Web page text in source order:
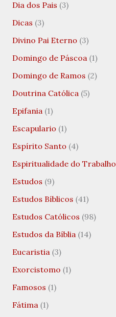
Dia dos Pais (3)
Dicas (3)
Divino Pai Eterno (3)
Domingo de Páscoa(1)
Domingo de Ramos (2)
Doutrina Católica(5)
Epifania(1)
Escapulario (1)
Espírito Santo (4)
Espiritualidade do Trabalho
Estudos (9)
Estudos Bíblicos (41)
Estudos Católicos (98)
Estudos da Bíblia(14)
Eucaristia(3)
Exorcistomo (1)
Famosos (1)
Fátima(1)